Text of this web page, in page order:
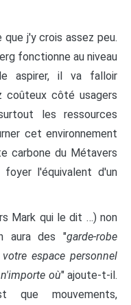
j'y crois assez peu.
fonctionne au niveau
aspirer, il va falloir
coûteux côté usagers
les ressources
cet environnement
carbone du Métavers
l'équivalent d'un
Mark qui le dit …) non
aura des "garde-robe
espace personnel
où" ajoute-t-il.
que mouvements,